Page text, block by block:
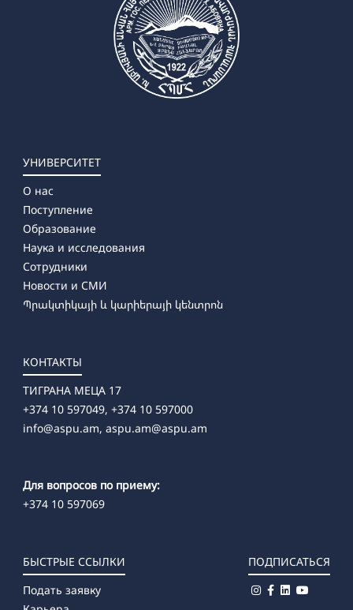
УНИВЕРСИТЕТ
О нас
Поступление
Образование
Наука и исследования
Сотрудники
Новости и СМИ
Պրակտիկայի և կարիերայի կենտրոն
КОНТАКТЫ
ТИГРАНА МЕЦА 17
+374 10 597049, +374 10 597000
info@aspu.am, aspu.am@aspu.am
Для вопросов по приему:
+374 10 597069
БЫСТРЫЕ ССЫЛКИ
Подать заявку
ПОДПИСАТЬСЯ